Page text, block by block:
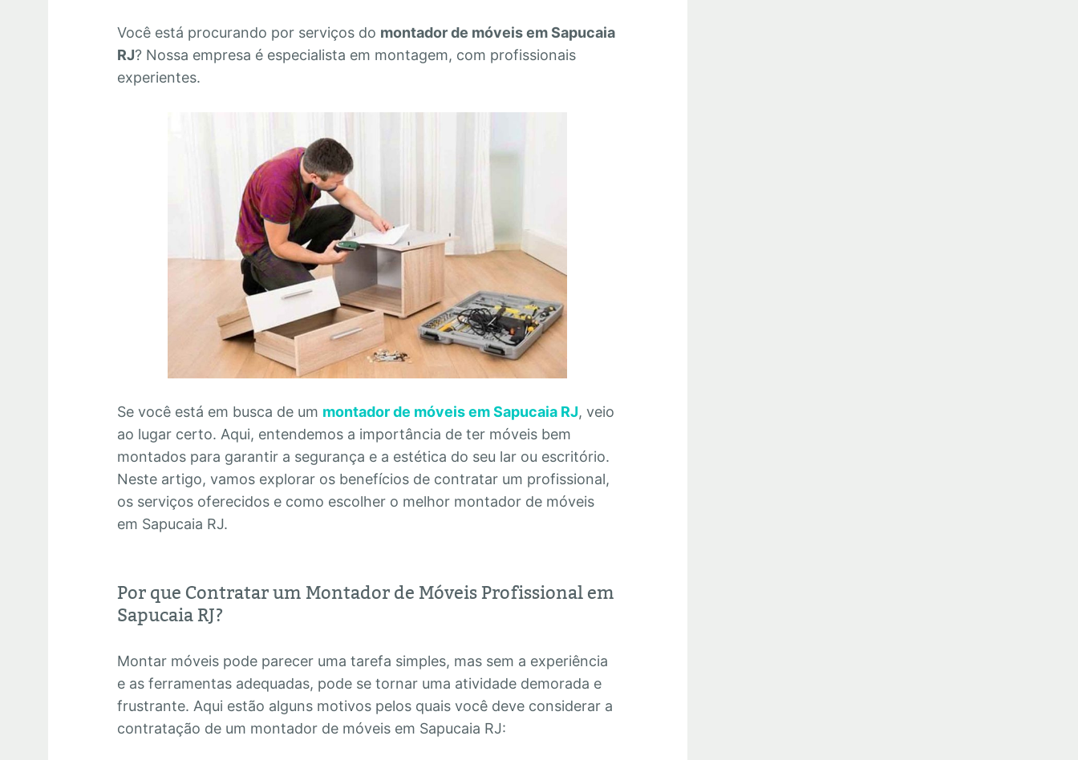
Você está procurando por serviços do montador de móveis em Sapucaia
RJ? Nossa empresa é especialista em montagem, com profissionais
experientes.
Se você está em busca de um montador de móveis em Sapucaia RJ, veio
ao lugar certo. Aqui, entendemos a importância de ter móveis bem
montados para garantir a segurança e a estética do seu lar ou escritório.
Neste artigo, vamos explorar os benefícios de contratar um profissional,
os serviços oferecidos e como escolher o melhor montador de móveis
em Sapucaia RJ.
Por que Contratar um Montador de Móveis Profissional em
Sapucaia RJ?
Montar móveis pode parecer uma tarefa simples, mas sem a experiência
e as ferramentas adequadas, pode se tornar uma atividade demorada e
frustrante. Aqui estão alguns motivos pelos quais você deve considerar a
contratação de um montador de móveis em Sapucaia RJ: